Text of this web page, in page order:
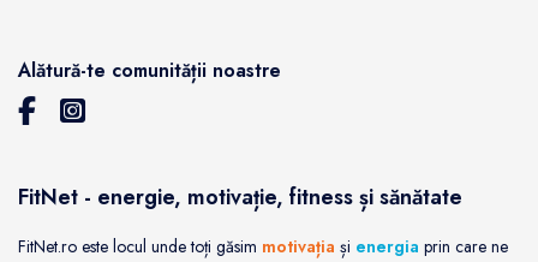
Alătură-te comunității noastre
FitNet - energie, motivație, fitness și sănătate
FitNet.ro este locul unde toți găsim motivația și energia prin care ne